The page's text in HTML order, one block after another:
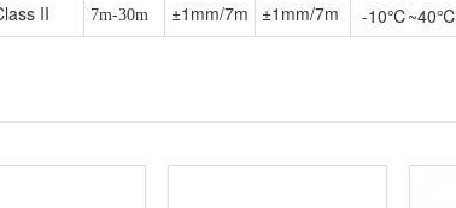
II 7m-30m ±1mm/7m ±1mm/7m -10℃~40℃